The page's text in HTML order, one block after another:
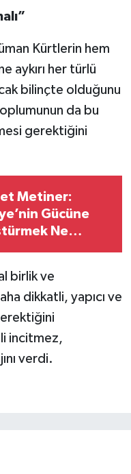
Kürtlerin hem
aykırı her türlü
bilinçte olduğunu
da bu
gerektiğini
Metiner:
Gücüne
Ne
birlik ve
dikkatli, yapıcı ve
incitmez,
verdi.